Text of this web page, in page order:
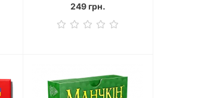
249 грн.